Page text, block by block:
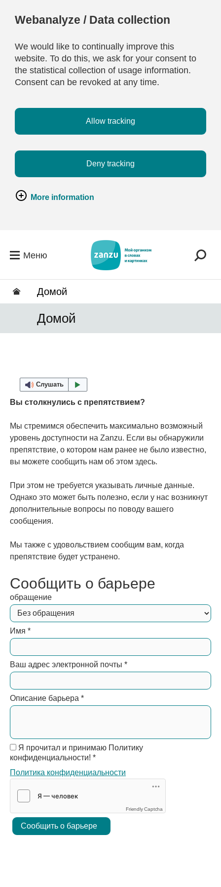
Webanalyze / Data collection
We would like to continually improve this
website. To do this, we ask for your consent to
the statistical collection of usage information.
Consent can be revoked at any time.
Allow tracking
Deny tracking
More information
Меню
Домой
Домой
Слушать
Вы столкнулись с препятствием?
Мы стремимся обеспечить максимально возможный
уровень доступности на Zanzu. Если вы обнаружили
препятствие, о котором нам ранее не было известно,
вы можете сообщить нам об этом здесь.
При этом не требуется указывать личные данные.
Однако это может быть полезно, если у нас возникнут
дополнительные вопросы по поводу вашего
сообщения.
Мы также с удовольствием сообщим вам, когда
препятствие будет устранено.
Сообщить о барьере
обращение
Имя *
Ваш адрес электронной почты *
Описание барьера *
Я прочитал и принимаю Политику
конфиденциальности! *
Политика конфиденциальности
Friendly Captcha
Сообщить о барьере